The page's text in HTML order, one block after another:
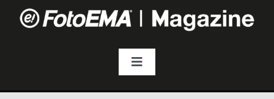
Toggle
Fotografia